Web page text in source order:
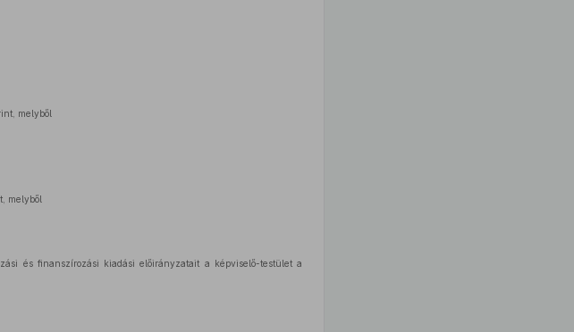
melyből
melyből
és finanszírozási kiadási előirányzatait a képviselő-testület a